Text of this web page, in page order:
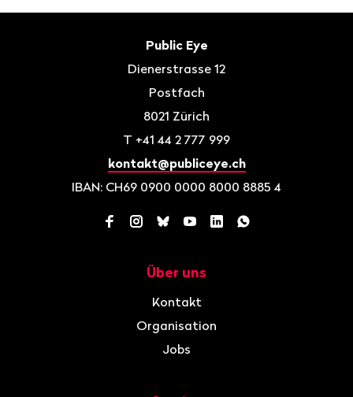
Public Eye
Dienerstrasse 12
Postfach
8021 Zürich
T +41 44 2 777 999
kontakt@publiceye.ch
IBAN: CH69 0900 0000 8000 8885 4
Facebook
Instagram
BlueskyYouTube
LinkedInWhatsApp
Über uns
Kontakt
Organisation
Jobs